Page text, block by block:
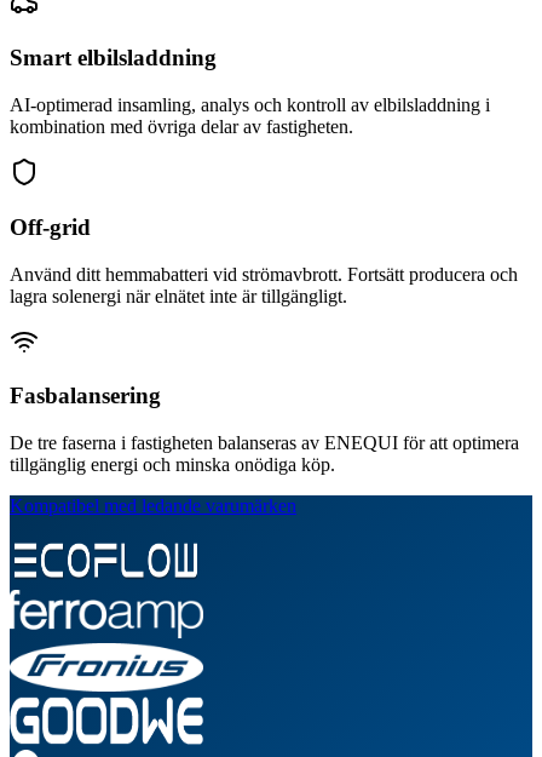
Smart elbilsladdning
AI-optimerad insamling, analys och kontroll av elbilsladdning i
kombination med övriga delar av fastigheten.
Off-grid
Använd ditt hemmabatteri vid strömavbrott. Fortsätt producera och
lagra solenergi när elnätet inte är tillgängligt.
Fasbalansering
De tre faserna i fastigheten balanseras av ENEQUI för att optimera
tillgänglig energi och minska onödiga köp.
Kompatibel med ledande varumärken